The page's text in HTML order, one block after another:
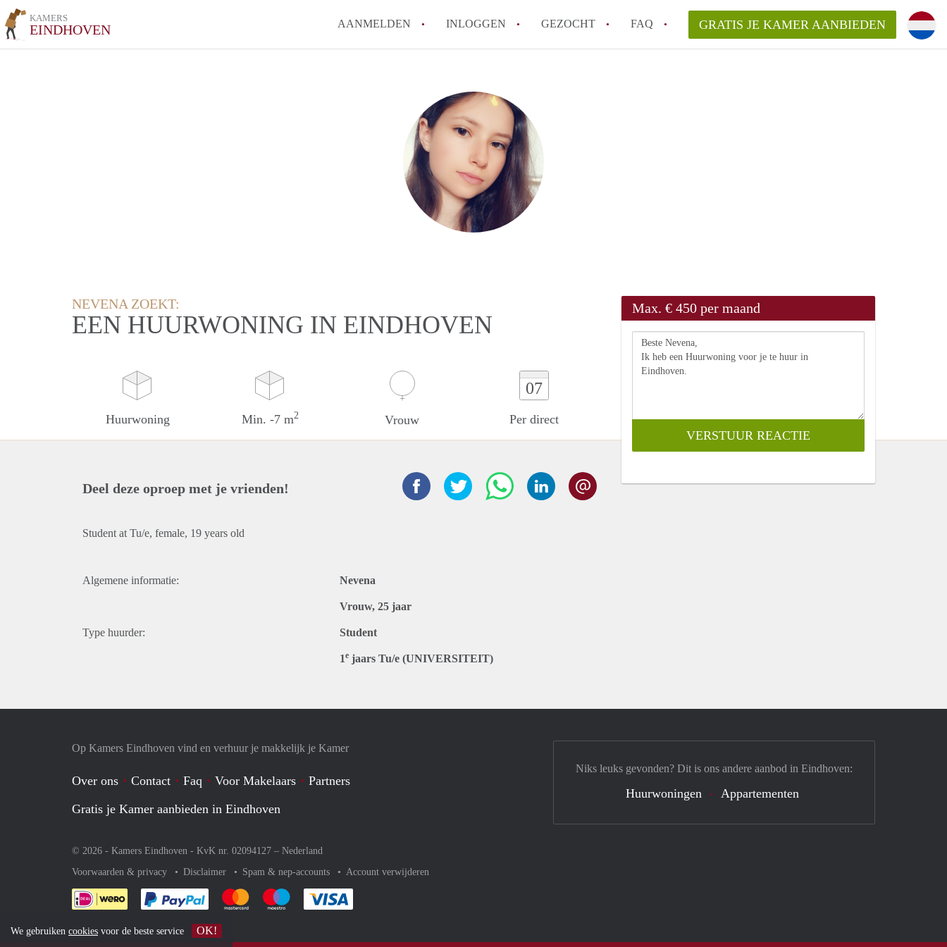
KAMERS
EINDHOVEN AANMELDEN INLOGGEN GEZOCHT FAQ
Hoeveel kost het om te reageren op een Kamer in Eindhoven?
Wat is de privacyverklaring van KamersEindhoven?
Berekent KamersEindhoven makelaarsvergoeding/bemiddelingsvergoeding?
Alle veelgestelde vragen
GRATIS JE KAMER AANBIEDEN
NEVENA ZOEKT:
EEN HUURWONING IN EINDHOVEN
Huurwoning Min. -7 m2 Vrouw
07
Per direct
Max. € 450 per maand
Deel deze oproep met je vrienden!
Student at Tu/e, female, 19 years old
Algemene informatie: Nevena
Vrouw, 25 jaar
Type huurder: Student
1e jaars Tu/e (UNIVERSITEIT)
Op Kamers Eindhoven vind en verhuur je makkelijk je Kamer
Over ons Contact Faq Voor Makelaars
Partners
Gratis je Kamer aanbieden in Eindhoven
© 2026 - Kamers Eindhoven - KvK nr. 02094127 – Nederland
Voorwaarden & privacy
Disclaimer Spam & nep-accounts Account verwijderen
Je rekent gemakkelijk af met Paypal
Je rekent gemakkelijk af met Mastercard
Je rekent gemakkelijk af met Meastro
Niks leuks gevonden? Dit is ons andere aanbod in Eindhoven:
Huurwoningen Appartementen
We gebruiken cookies voor de beste service OK!